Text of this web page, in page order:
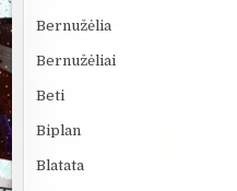
Bernužėlia
Bernužėliai
Beti
Biplan
Blatata